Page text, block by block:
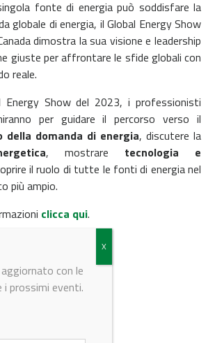
fonte di energia può soddisfare la
globale di energia, il Global Energy Show
dimostra la sua visione e leadership
giuste per affrontare le sfide globali con
reale.
Energy Show del 2023, i professionisti
per guidare il percorso verso il
della domanda di energia, discutere la
, mostrare tecnologia e
il ruolo di tutte le fonti di energia nel
più ampio.
clicca qui.
con le
prossimi eventi.